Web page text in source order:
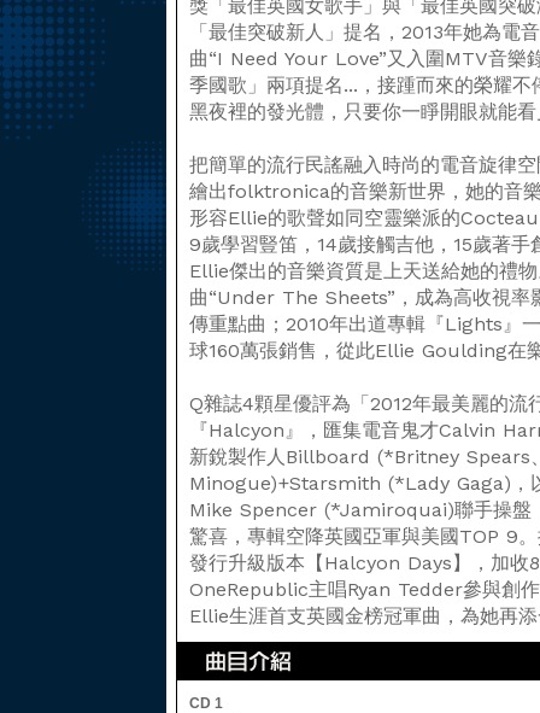
獎「最佳英國女歌手」與「最佳英國突
「最佳突破新人」提名，2013年她為
曲“I Need Your Love”又入圍MTV音樂
季國歌」兩項提名...，接踵而來的榮耀
黑夜裡的發光體，只要你一睜開眼就能
把簡單的流行民謠融入時尚的電音旋律
繪出folktronica的音樂新世界，她的音
形容Ellie的歌聲如同空靈樂派的
9歲學習豎笛，14歲接觸吉他，15歲著
Ellie傑出的音樂資質是上天送給她的禮
曲“Under The Sheets”，成為高收視率
傳重點曲；2010年出道專輯『Lights』
球160萬張銷售，從此Ellie Goulding在
Q雜誌4顆星優評為「2012年最美麗的流
『Halcyon』，匯集電音鬼才Calvin
新銳製作人Billboard (*Britney Spears
Minogue)+Starsmith (*Lady Gaga)，
Mike Spencer (*Jamiroquai)聯手操盤
驚喜，專輯空降英國亞軍與美國TOP 9
發行升級版本【Halcyon Days】，加收
OneRepublic主唱Ryan Tedder參與創
Ellie生涯首支英國金榜冠軍曲，為她再
CD 1